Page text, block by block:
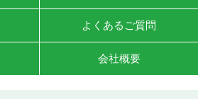
よくあるご質問
会社概要